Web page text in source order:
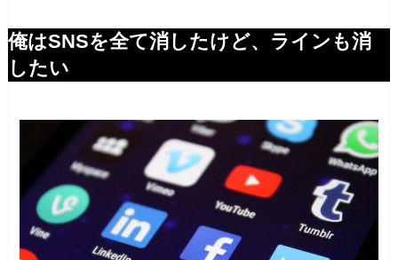
俺はSNSを全て消したけど、ラインも消
したい